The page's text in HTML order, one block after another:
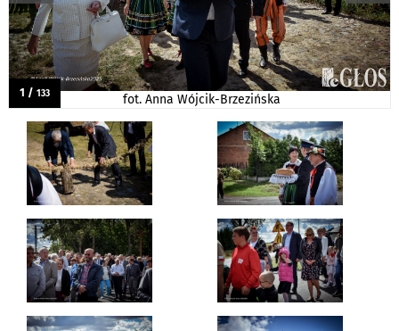
1 / 133 fot. Anna Wójcik-Brzezińska